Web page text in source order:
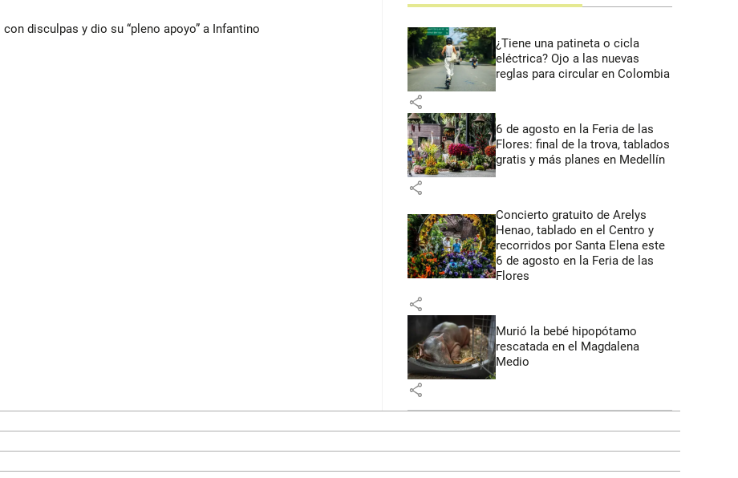
disculpas y dio su “pleno apoyo” a Infantino
¿Tiene una patineta o cicla
eléctrica? Ojo a las nuevas
reglas para circular en Colombia
share
6 de agosto en la Feria de las
Flores: final de la trova, tablados
gratis y más planes en Medellín
share
Concierto gratuito de Arelys
Henao, tablado en el Centro y
recorridos por Santa Elena este
6 de agosto en la Feria de las
Flores
share
Murió la bebé hipopótamo
rescatada en el Magdalena
Medio
share